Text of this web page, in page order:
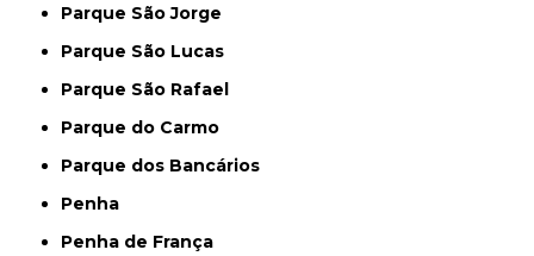
Parque São Jorge
Parque São Lucas
Parque São Rafael
Parque do Carmo
Parque dos Bancários
Penha
Penha de França